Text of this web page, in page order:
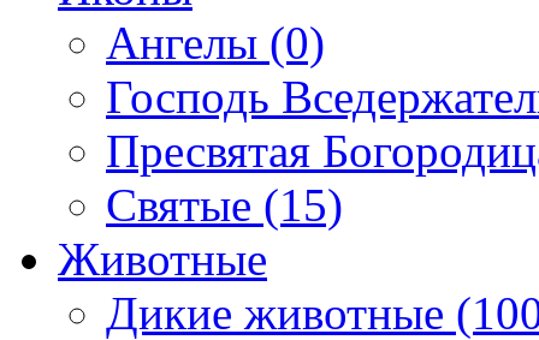
Ангелы (0)
Господь
Пресвятая
Святые (15)
Животные
Дикие животные